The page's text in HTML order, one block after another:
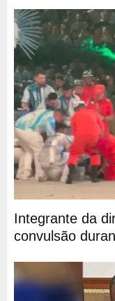
Integrante da
convulsão